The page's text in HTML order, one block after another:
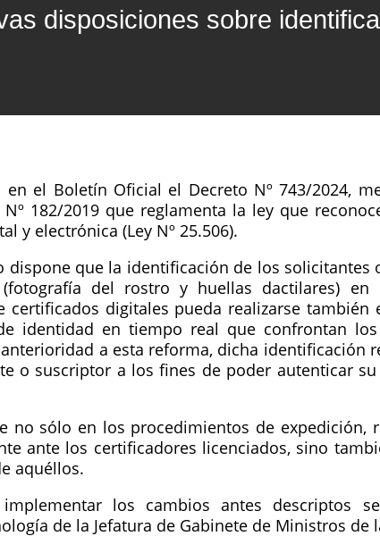
disposiciones sobre
el Boletín Oficial el Decreto Nº 743/2024,
182/2019 que reglamenta la ley que
y electrónica (Ley Nº 25.506).
dispone que la identificación de los solicitantes
del rostro y huellas dactilares) en
certificados digitales pueda realizarse también
identidad en tiempo real que confrontan
a esta reforma, dicha identificación
o suscriptor a los fines de poder autenticar
no sólo en los procedimientos de expedición,
ante los certificadores licenciados, sino
aquéllos.
los cambios antes descriptos
de la Jefatura de Gabinete de Ministros de